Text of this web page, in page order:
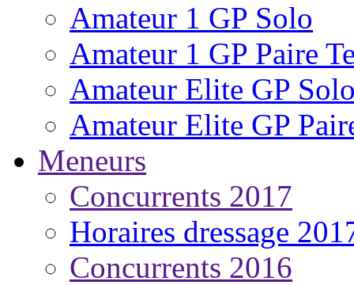
Amateur 1 GP Solo
Amateur 1 GP Paire
Amateur Elite GP
Amateur Elite GP
Meneurs
Concurrents 2017
Horaires dressage
Concurrents 2016